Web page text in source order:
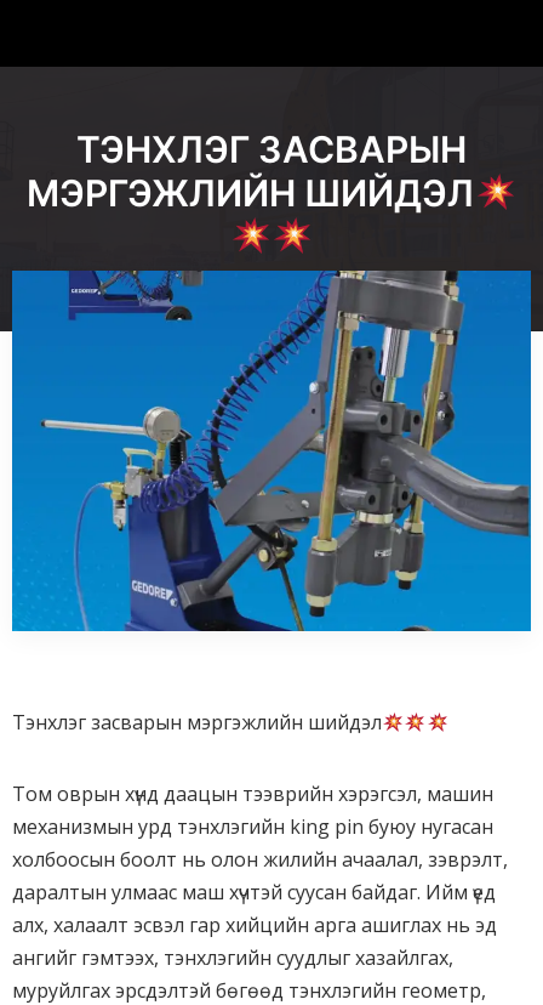
ТЭНХЛЭГ ЗАСВАРЫН
МЭРГЭЖЛИЙН ШИЙДЭЛ
Тэнхлэг засварын мэргэжлийн шийдэл
Том оврын хүнд даацын тээврийн хэрэгсэл, машин
механизмын урд тэнхлэгийн king pin буюу нугасан
холбоосын боолт нь олон жилийн ачаалал, зэврэлт,
даралтын улмаас маш хүчтэй суусан байдаг. Ийм үед
алх, халаалт эсвэл гар хийцийн арга ашиглах нь эд
ангийг гэмтээх, тэнхлэгийн суудлыг хазайлгах,
муруйлгах эрсдэлтэй бөгөөд тэнхлэгийн геометр,